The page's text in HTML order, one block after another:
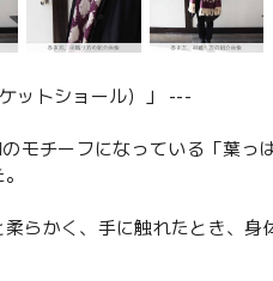
ットショール）」 ---
モチーフになっている「葉っ
らかく、手に触れたとき、